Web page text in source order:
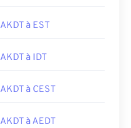
AKDT à EST
AKDT à IDT
AKDT à CEST
AKDT à AEDT